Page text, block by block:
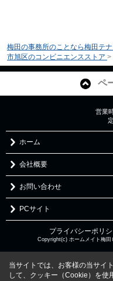
梅田の事務所のことなら梅田テ
市旭区のコンビニエンスストア >
ペ
営業
ホーム
会社概要
お問い合わせ
PCサイト
プライバシーポリ
Copyright(c) ホームメイト梅
当サイトでは、お客様の当サイ
して、クッキー（Cookie）を使